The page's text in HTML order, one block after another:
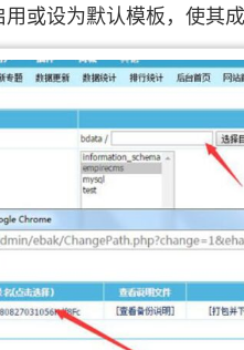
或设为默认模板，使其